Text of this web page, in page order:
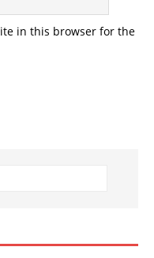
in this browser for the